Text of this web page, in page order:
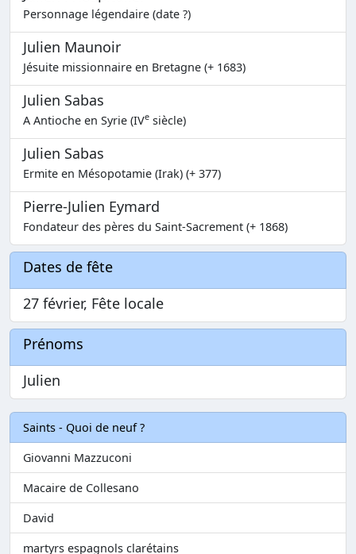
Personnage légendaire (date ?)
Julien Maunoir
Jésuite missionnaire en Bretagne (+ 1683)
Julien Sabas
A Antioche en Syrie (IVe siècle)
Julien Sabas
Ermite en Mésopotamie (Irak) (+ 377)
Pierre-Julien Eymard
Fondateur des pères du Saint-Sacrement (+ 1868)
Dates de fête
27 février, Fête locale
Prénoms
Julien
Saints - Quoi de neuf ?
Giovanni Mazzuconi
Macaire de Collesano
David
martyrs espagnols clarétains